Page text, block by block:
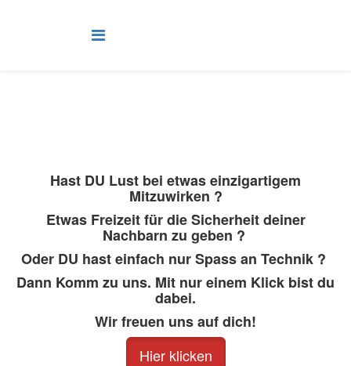
Hast DU Lust bei etwas einzigartigem
Mitzuwirken ?
Etwas Freizeit für die Sicherheit deiner
Nachbarn zu geben ?
Oder DU hast einfach nur Spass an Technik ?
Dann Komm zu uns. Mit nur einem Klick bist du
dabei.
Wir freuen uns auf dich!
Hier klicken